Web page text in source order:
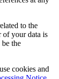
to the
of your data is
the
cookies and